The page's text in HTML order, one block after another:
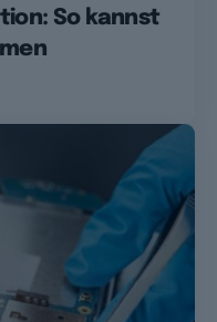
So kannst